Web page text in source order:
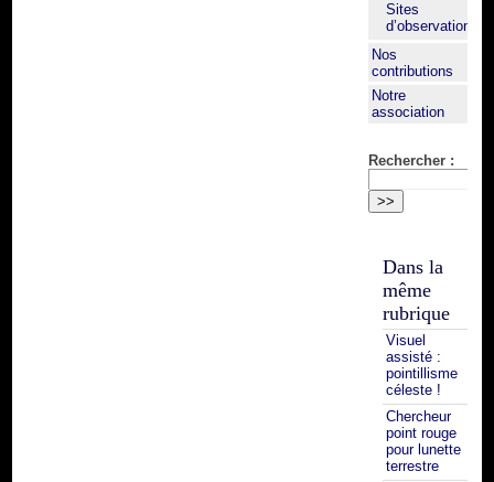
Sites
d’observation
Nos
contributions
Notre
association
Rechercher :
Dans la
même
rubrique
Visuel
assisté :
pointillisme
céleste !
Chercheur
point rouge
pour lunette
terrestre